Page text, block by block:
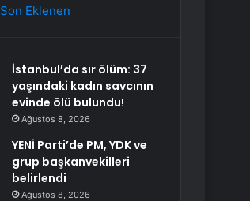
Son Eklenen
İstanbul’da sır ölüm: 37
yaşındaki kadın savcının
evinde ölü bulundu!
Ağustos 8, 2026
YENİ Parti’de PM, YDK ve
grup başkanvekilleri
belirlendi
Ağustos 8, 2026